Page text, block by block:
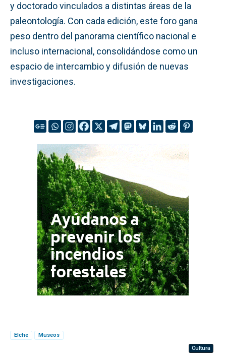
y doctorado vinculados a distintas áreas de la
paleontología. Con cada edición, este foro gana
peso dentro del panorama científico nacional e
incluso internacional, consolidándose como un
espacio de intercambio y difusión de nuevas
investigaciones.
Elche
Museos
Cultura